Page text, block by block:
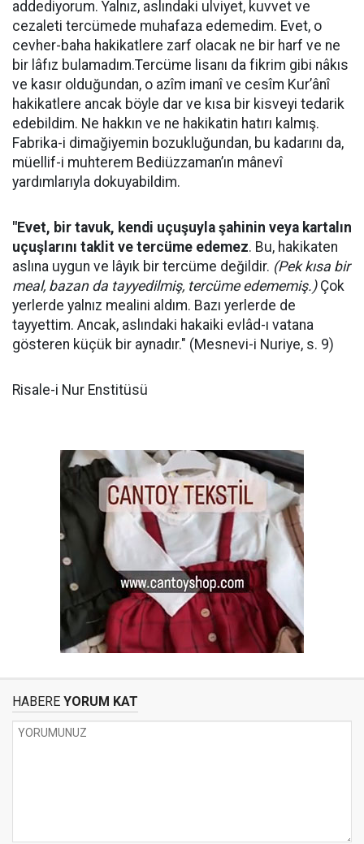
addediyorum. Yalnız, aslındaki ulviyet, kuvvet ve
cezaleti tercümede muhafaza edemedim. Evet, o
cevher-baha hakikatlere zarf olacak ne bir harf ve ne
bir lâfız bulamadım.Tercüme lisanı da fikrim gibi nâkıs
ve kasır olduğundan, o azîm imanî ve cesîm Kur’ânî
hakikatlere ancak böyle dar ve kısa bir kisveyi tedarik
edebildim. Ne hakkın ve ne hakikatin hatırı kalmış.
Fabrika-i dimağiyemin bozukluğundan, bu kadarını da,
müellif-i muhterem Bediüzzaman’ın mânevî
yardımlarıyla dokuyabildim.
"Evet, bir tavuk, kendi uçuşuyla şahinin veya kartalın
uçuşlarını taklit ve tercüme edemez. Bu, hakikaten
aslına uygun ve lâyık bir tercüme değildir. (Pek kısa bir
meal, bazan da tayyedilmiş, tercüme edememiş.)Çok
yerlerde yalnız mealini aldım. Bazı yerlerde de
tayyettim. Ancak, aslındaki hakaiki evlâd-ı vatana
gösteren küçük bir aynadır." (Mesnevi-i Nuriye, s. 9)
Risale-i Nur Enstitüsü
HABERE YORUM KAT